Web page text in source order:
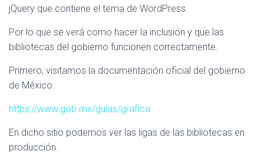
jQuery que contiene el tema de WordPress.
Por lo que se verá como hacer la inclusión y que las
bibliotecas del gobierno funcionen correctamente.
Primero, visitamos la documentación oficial del gobierno
de México.
https://www.gob.mx/guias/grafica
En dicho sitio podemos ver las ligas de las bibliotecas en
producción.